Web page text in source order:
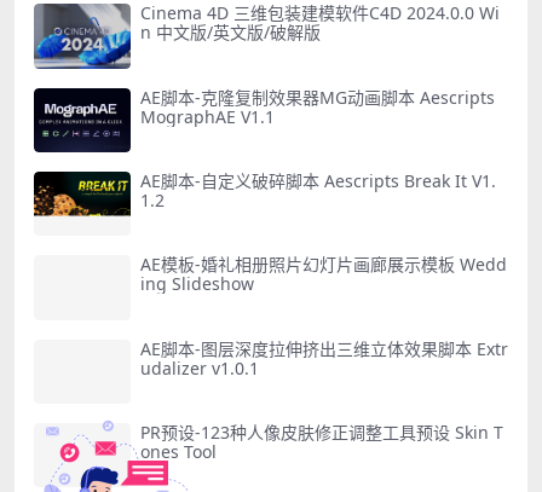
Cinema 4D 三维包装建模软件C4D 2024.0.0 Wi
n 中文版/英文版/破解版
AE脚本-克隆复制效果器MG动画脚本 Aescripts
MographAE V1.1
AE脚本-自定义破碎脚本 Aescripts Break It V1.
1.2
AE模板-婚礼相册照片幻灯片画廊展示模板 Wedd
ing Slideshow
AE脚本-图层深度拉伸挤出三维立体效果脚本 Extr
udalizer v1.0.1
PR预设-123种人像皮肤修正调整工具预设 Skin T
ones Tool